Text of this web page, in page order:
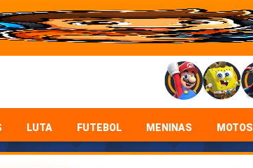
LUTA FUTEBOL MENINAS MOTOS